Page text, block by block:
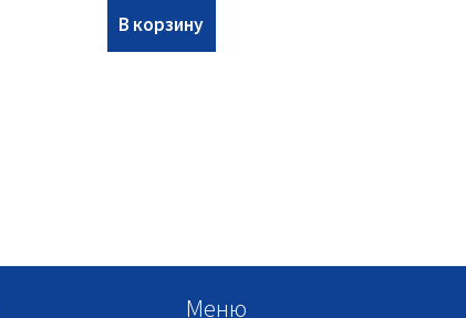
В корзину
Меню